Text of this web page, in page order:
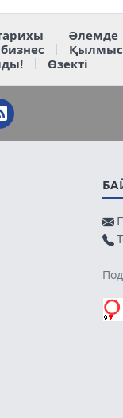
Әлемде
Қылмыс
Өзекті